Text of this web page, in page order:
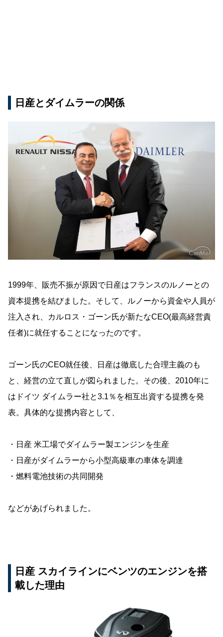
日産とダイムラーの関係
1999年、販売不振が原因で日産はフランスのルノーとの
資本提携を結びました。そして、ルノーから資金や人員が
注入され、カルロス・ゴーン氏が新たなCEO(最高経営責
任者)に就任することになったのです。
ゴーン氏のCEO就任後、日産は徹底した合理主義のも
と、経営の立て直しが図られました。その後、2010年に
はドイツ ダイムラー社と3.1％を相互出資する提携を発
表。具体的な提携内容として、
・日産 米工場でダイムラー製エンジンを生産
・日産がダイムラーから小型高級車の車体を調達
・燃料電池技術の共同開発
などがあげられました。
日産 スカイラインにベンツのエンジンを搭
載した理由